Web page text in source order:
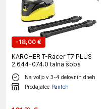
-18,00 €
KARCHER T-Racer T7 PLUS
2.644-074.0 talna šoba
Na voljo v 3-4 delovnih dneh
Prodajalec Panteh